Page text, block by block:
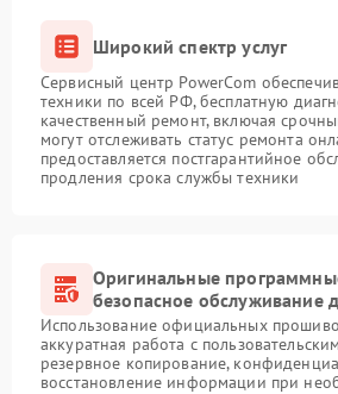
Широкий спектр услуг
Сервисный центр PowerCom
техники по всей РФ, бесплатную
качественный ремонт, включая
могут отслеживать статус ремонта
предоставляется постгарантийное
продления срока службы техники
Оригинальные
безопасное обслуживание
Использование официальных
аккуратная работа с
резервное копирование,
восстановление информации при